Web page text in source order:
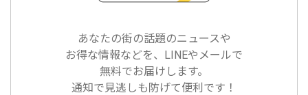
あなたの街の話題のニュースや
お得な情報などを、LINEやメールで
無料でお届けします。
通知で見逃しも防げて便利です！